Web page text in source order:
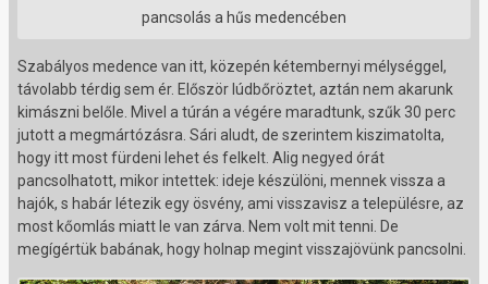
pancsolás a hűs medencében
Szabályos medence van itt, közepén kétembernyi mélységgel,
távolabb térdig sem ér. Először lúdbőröztet, aztán nem akarunk
kimászni belőle. Mivel a túrán a végére maradtunk, szűk 30 perc
jutott a megmártózásra. Sári aludt, de szerintem kiszimatolta,
hogy itt most fürdeni lehet és felkelt. Alig negyed órát
pancsolhatott, mikor intettek: ideje készülöni, mennek vissza a
hajók, s habár létezik egy ösvény, ami visszavisz a településre, az
most kőomlás miatt le van zárva. Nem volt mit tenni. De
megígértük babának, hogy holnap megint visszajövünk pancsolni.